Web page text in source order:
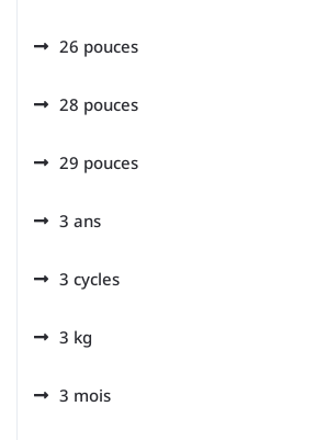
26 pouces
28 pouces
29 pouces
3 ans
3 cycles
3 kg
3 mois